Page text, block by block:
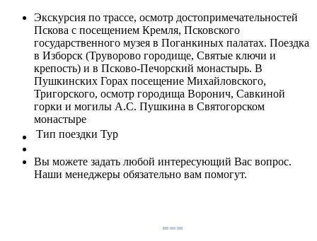
Экскурсия по трассе, осмотр достопримечательностей
Пскова с посещением Кремля, Псковского
государственного музея в Поганкиных палатах. Поездка
в Изборск (Труворово городище, Святые ключи и
крепость) и в Псково-Печорский монастырь. В
Пушкинских Горах посещение Михайловского,
Тригорского, осмотр городища Воронич, Савкиной
горки и могилы А.С. Пушкина в Святогорском
монастыре
Тип поездки Тур
Вы можете задать любой интересующий Вас вопрос.
Наши менеджеры обязательно вам помогут.